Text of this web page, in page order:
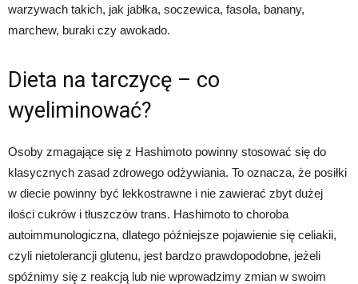
warzywach takich, jak jabłka, soczewica, fasola, banany,
marchew, buraki czy awokado.
Dieta na tarczycę – co
wyeliminować?
Osoby zmagające się z Hashimoto powinny stosować się do
klasycznych zasad zdrowego odżywiania. To oznacza, że posiłki
w diecie powinny być lekkostrawne i nie zawierać zbyt dużej
ilości cukrów i tłuszczów trans. Hashimoto to choroba
autoimmunologiczna, dlatego późniejsze pojawienie się celiakii,
czyli nietolerancji glutenu, jest bardzo prawdopodobne, jeżeli
spóźnimy się z reakcją lub nie wprowadzimy zmian w swoim